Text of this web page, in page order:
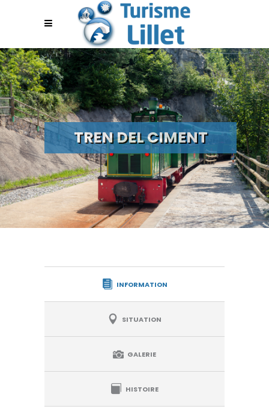
TREN DEL CIMENT
INFORMATION
SITUATION
GALERIE
HISTOIRE